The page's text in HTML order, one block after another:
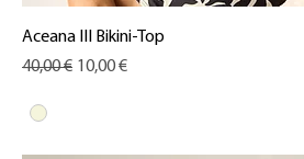
Aceana III Bikini-Top
Standardpreis
40,00 € Sale-Preis
10,00 €